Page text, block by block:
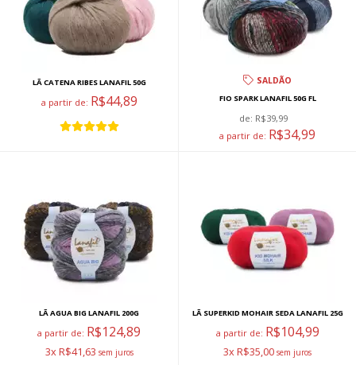
LÃ CATENA RIBES LANAFIL 50G
a partir de: R$44,89
SALDÃO
FIO SPARK LANAFIL 50G FL
de: R$39,99
a partir de: R$34,99
LÃ AGUA BIG LANAFIL 200G
a partir de: R$124,89
3x R$41,63
LÃ SUPERKID MOHAIR SEDA LANAFIL 25G
a partir de: R$104,99
3x R$35,00